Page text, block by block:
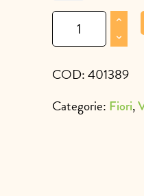
Base
legno
cuore
COD:401389
Categorie: Fiori,